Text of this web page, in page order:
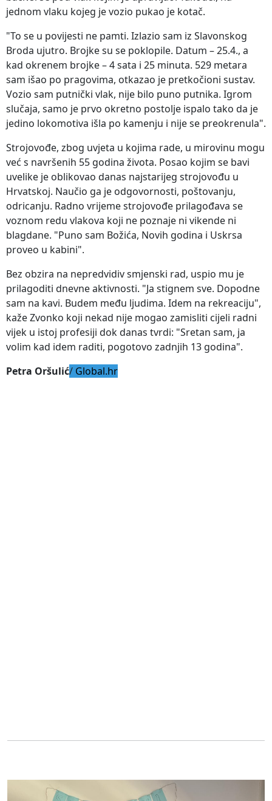
jednom vlaku kojeg je vozio pukao je kotač.
"To se u povijesti ne pamti. Izlazio sam iz Slavonskog
Broda ujutro. Brojke su se poklopile. Datum – 25.4., a
kad okrenem brojke – 4 sata i 25 minuta. 529 metara
sam išao po pragovima, otkazao je pretkočioni sustav.
Vozio sam putnički vlak, nije bilo puno putnika. Igrom
slučaja, samo je prvo okretno postolje ispalo tako da je
jedino lokomotiva išla po kamenju i nije se preokrenula".
Strojovođe, zbog uvjeta u kojima rade, u mirovinu mogu
već s navršenih 55 godina života. Posao kojim se bavi
uvelike je oblikovao danas najstarijeg strojovođu u
Hrvatskoj. Naučio ga je odgovornosti, poštovanju,
odricanju. Radno vrijeme strojovođe prilagođava se
voznom redu vlakova koji ne poznaje ni vikende ni
blagdane. "Puno sam Božića, Novih godina i Uskrsa
proveo u kabini".
Bez obzira na nepredvidiv smjenski rad, uspio mu je
prilagoditi dnevne aktivnosti. "Ja stignem sve. Dopodne
sam na kavi. Budem među ljudima. Idem na rekreaciju",
kaže Zvonko koji nekad nije mogao zamisliti cijeli radni
vijek u istoj profesiji dok danas tvrdi: "Sretan sam, ja
volim kad idem raditi, pogotovo zadnjih 13 godina".
Petra Oršulić/ Global.hr